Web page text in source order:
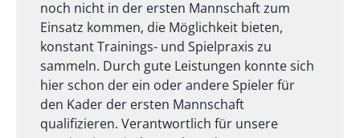
noch nicht in der ersten Mannschaft zum
Einsatz kommen, die Möglichkeit bieten,
konstant Trainings- und Spielpraxis zu
sammeln. Durch gute Leistungen konnte sich
hier schon der ein oder andere Spieler für
den Kader der ersten Mannschaft
qualifizieren. Verantwortlich für unsere